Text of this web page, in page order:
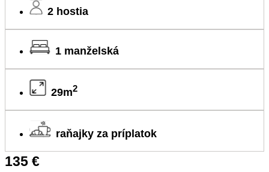
2 hostia
1 manželská
29m2
raňajky za príplatok
135 €